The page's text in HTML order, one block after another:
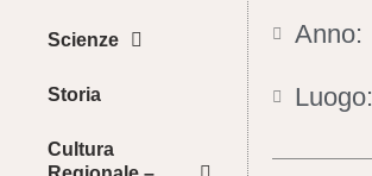
Scienze
Storia
Cultura
Anno:
Luogo: